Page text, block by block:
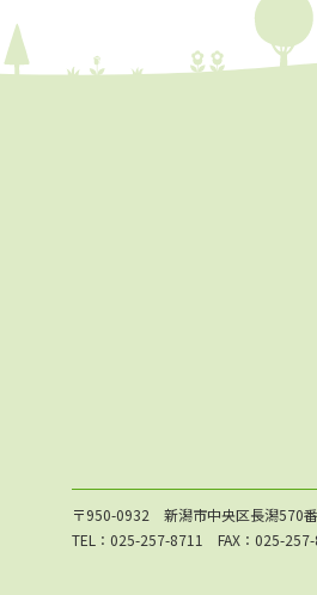
〒950-0932 新潟市中央区長潟570
TEL：025-257-8711 FAX：025-